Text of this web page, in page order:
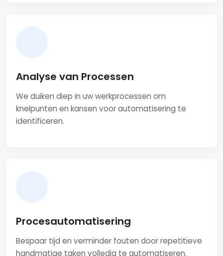
Analyse van Processen
We duiken diep in uw werkprocessen om
knelpunten en kansen voor automatisering te
identificeren.
Procesautomatisering
Bespaar tijd en verminder fouten door repetitieve
handmatige taken volledig te automatiseren.